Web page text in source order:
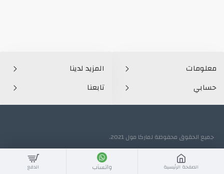
معلومات
حسابي
المزيد لدينا
تابعنا
جميع الحقوق محفوظة لماركا مول 2021.
الصفحة الرئيسية واتسآب الدفع